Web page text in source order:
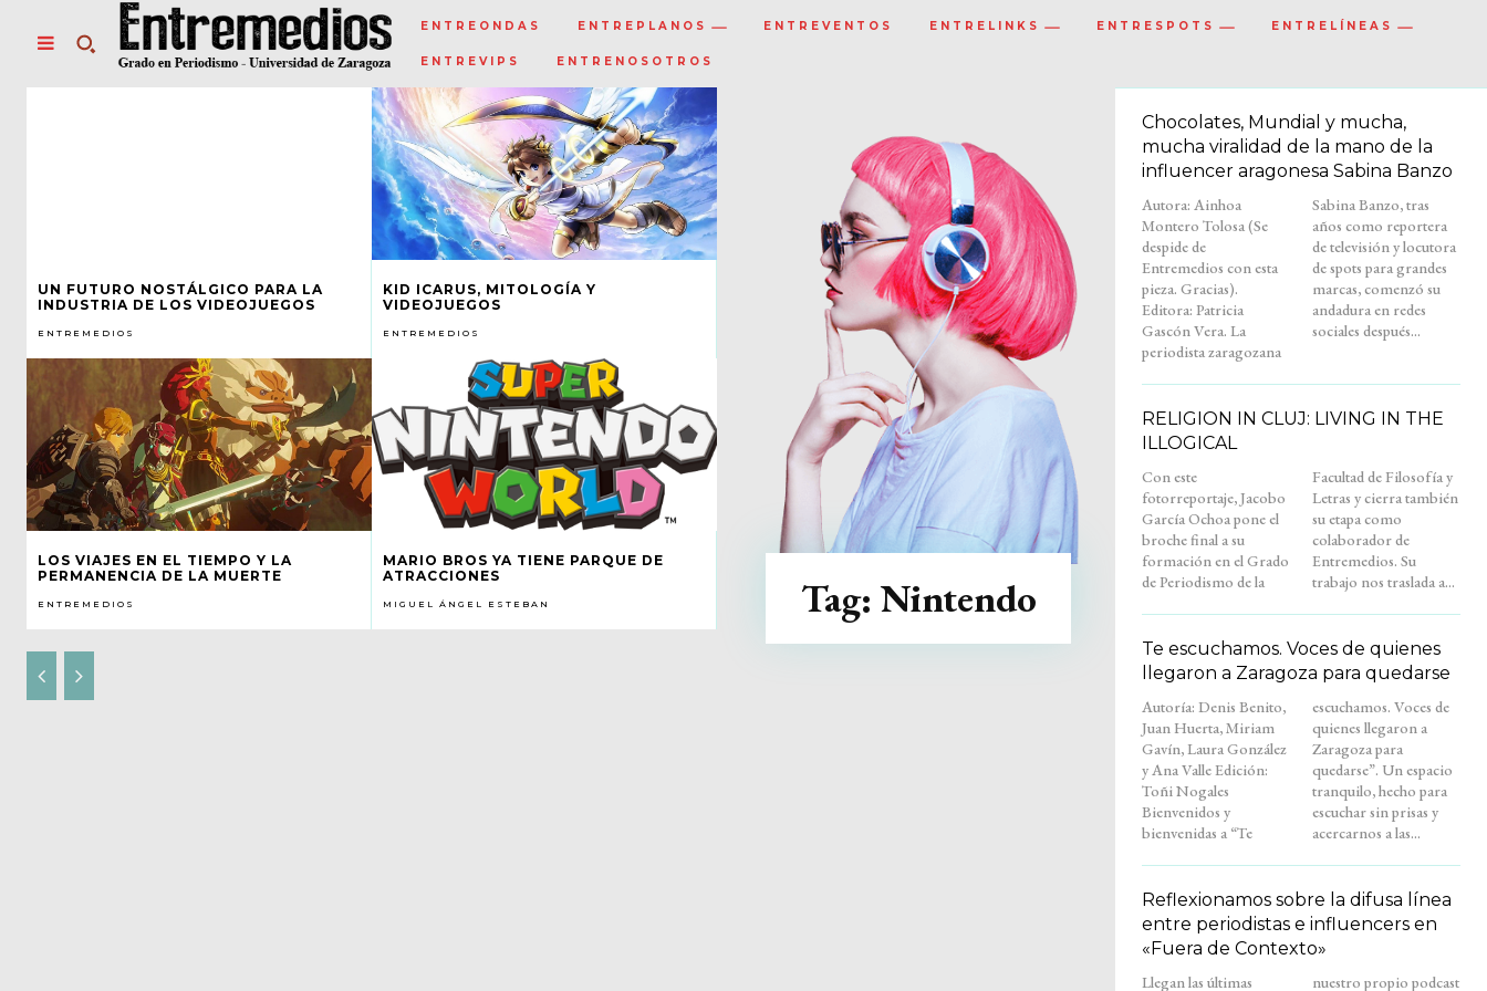
ENTREONDAS ENTREPLANOS ENTREVENTOS ENTRELINKS ENTRESPOTS ENTRELÍNEAS
ENTREVIPS ENTRENOSOTROS
UN FUTURO NOSTÁLGICO PARA LA
INDUSTRIA DE LOS VIDEOJUEGOS
ENTREMEDIOS
KID ICARUS, MITOLOGÍA Y
VIDEOJUEGOS
ENTREMEDIOS
LOS VIAJES EN EL TIEMPO Y LA
PERMANENCIA DE LA MUERTE
ENTREMEDIOS
MARIO BROS YA TIENE PARQUE DE
ATRACCIONES
MIGUEL ÁNGEL ESTEBAN Tag: Nintendo
Chocolates, Mundial y mucha,
mucha viralidad de la mano de la
influencer aragonesa Sabina Banzo
Autora: Ainhoa
Montero Tolosa (Se
despide de
Entremedios con esta
pieza. Gracias).
Editora: Patricia
Gascón Vera. La
periodista zaragozana
Sabina Banzo, tras
años como reportera
de televisión y locutora
de spots para grandes
marcas, comenzó su
andadura en redes
sociales después...
RELIGION IN CLUJ: LIVING IN THE
ILLOGICAL
Con este
fotorreportaje, Jacobo
García Ochoa pone el
broche final a su
formación en el Grado
de Periodismo de la
Facultad de Filosofía y
Letras y cierra también
su etapa como
colaborador de
Entremedios. Su
trabajo nos traslada a...
Te escuchamos. Voces de quienes
llegaron a Zaragoza para quedarse
Autoría: Denis Benito,
Juan Huerta, Miriam
Gavín, Laura González
y Ana Valle Edición:
Toñi Nogales
Bienvenidos y
bienvenidas a “Te
escuchamos. Voces de
quienes llegaron a
Zaragoza para
quedarse”. Un espacio
tranquilo, hecho para
escuchar sin prisas y
acercarnos a las...
Reflexionamos sobre la difusa línea
entre periodistas e influencers en
«Fuera de Contexto»
Llegan las últimas
nuestro propio podcast